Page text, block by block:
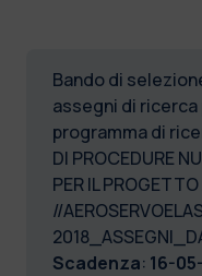
Bando di
assegni di
programma di
DI PROCEDURE
PER IL
//
Scadenza: 16-